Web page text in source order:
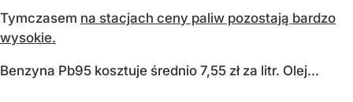
Tymczasem na stacjach ceny paliw pozostają bardzo
wysokie.
Benzyna Pb95 kosztuje średnio 7,55 zł za litr. Olej...